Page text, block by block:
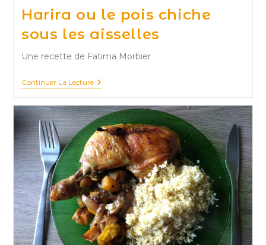
Harira ou le pois chiche
sous les aisselles
Une recette de Fatima Morbier
Continuer La LectureHarira
Pois
Chiche
Sous
Les
Aisselles